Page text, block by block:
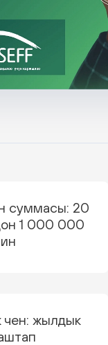
суммасы: 20
1 000 000
чен: жылдык